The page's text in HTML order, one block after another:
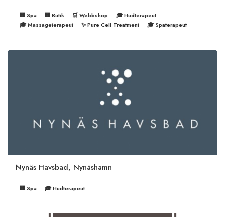
🏢 Spa 🏢 Butik 🛒 Webbshop
🎓 Hudterapeut
🎓 Massageterapeut
✨ Pure Cell Treatment 🎓 Spaterapeut
Nynäs Havsbad, Nynäshamn
🏢 Spa 🎓 Hudterapeut